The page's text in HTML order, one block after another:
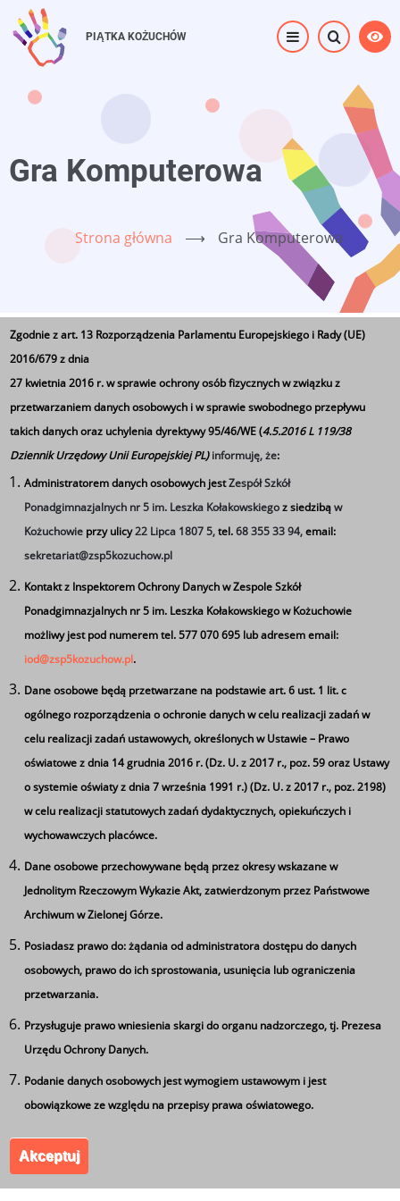
Przejdź
do
treści
PIĄTKA KOŻUCHÓW
Gra Komputerowa
Strona główna ⟶ Gra Komputerowa
Gra "Cienie Warszawy"
zgłoszona na Geek
Zespół Szkół Ponadgimnazjalnych nr 5 im. Leszka
Kołakowskiego w Kożuchowie. Wszystkie prawa
Ta strona wykorzystuje pliki cookie
Używamy informacji zapisanych za pomocą plików
korzystaniu z naszego serwisu. Mogą też korzystać z nich
współpracujące z nami firmy badawcze oraz reklamowe.
Jeżeli wyrażasz zgodę na zapisywanie informacji zawartej
w cookies kliknij na przycisk 'zgadzam się'. Jeśli nie
możesz zmienić w swojej przeglądarce.
Zgodnie z art. 13 Rozporządzenia Parlamentu Europejskiego i Rady (UE)
2016/679 z dnia
27 kwietnia 2016 r. w sprawie ochrony osób fizycznych w związku z
przetwarzaniem danych osobowych i w sprawie swobodnego przepływu
takich danych oraz uchylenia dyrektywy 95/46/WE (4.5.2016 L 119/38
Dziennik Urzędowy Unii Europejskiej PL)informuję, że:
Administratorem danych osobowych jestZespół Szkół
Ponadgimnazjalnych nr 5 im. Leszka Kołakowskiegoz siedzibąw
Kożuchowie przy ulicy22 Lipca 1807 5,tel.68 355 33 94,email:
sekretariat@zsp5kozuchow.pl
Kontakt z Inspektorem Ochrony Danych w Zespole Szkół
Ponadgimnazjalnych nr 5 im. Leszka Kołakowskiego w Kożuchowie
możliwy jest pod numerem tel. 577 070 695 lub adresem email:
iod@zsp5kozuchow.pl.
Dane osobowe będą przetwarzane na podstawie art. 6 ust. 1 lit. c
ogólnego rozporządzenia o ochronie danych w celu realizacji zadań w
celu realizacji zadań ustawowych, określonych w Ustawie – Prawo
oświatowe z dnia 14 grudnia 2016 r. (Dz. U. z 2017 r., poz. 59 oraz Ustawy
o systemie oświaty z dnia 7 września 1991 r.) (Dz. U. z 2017 r., poz. 2198)
w celu realizacji statutowych zadań dydaktycznych, opiekuńczych i
wychowawczych placówce.
Dane osobowe przechowywane będą przez okresy wskazane w
Jednolitym Rzeczowym Wykazie Akt, zatwierdzonym przez Państwowe
Archiwum w Zielonej Górze.
Posiadasz prawo do: żądania od administratora dostępu do danych
osobowych, prawo do ich sprostowania, usunięcia lub ograniczenia
przetwarzania.
Przysługuje prawo wniesienia skargi do organu nadzorczego, tj. Prezesa
Urzędu Ochrony Danych.
Podanie danych osobowych jest wymogiem ustawowym i jest
obowiązkowe ze względu na przepisy prawa oświatowego.
Akceptuj